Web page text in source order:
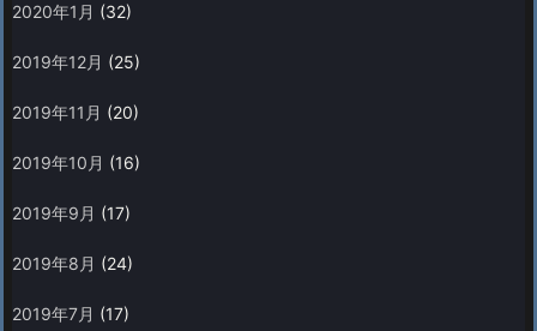
2020年1月 (32)
2019年12月 (25)
2019年11月 (20)
2019年10月 (16)
2019年9月 (17)
2019年8月 (24)
2019年7月 (17)